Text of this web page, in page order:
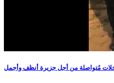
مُتواصلة من أجل جزيرة أنظف وأجمل